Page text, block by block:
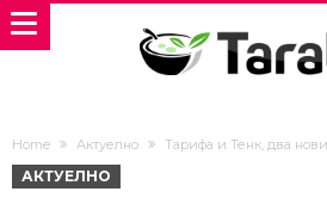
Home Актуелно Тарифа и Тенк, два
АКТУЕЛНО